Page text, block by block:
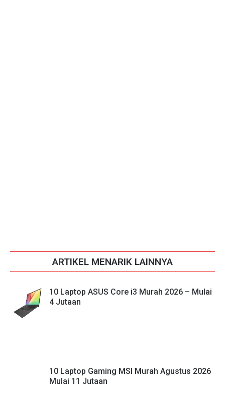
ARTIKEL MENARIK LAINNYA
10 Laptop ASUS Core i3 Murah 2026 – Mulai
4 Jutaan
10 Laptop Gaming MSI Murah Agustus 2026
Mulai 11 Jutaan